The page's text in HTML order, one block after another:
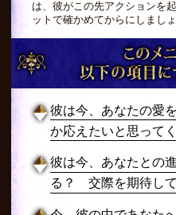
は、彼がこの先アクションを
ットで確かめてからにしましょ
彼は今、あなたの愛
か応えたいと思って
彼は今、あなたとの
る？ 交際を期待し